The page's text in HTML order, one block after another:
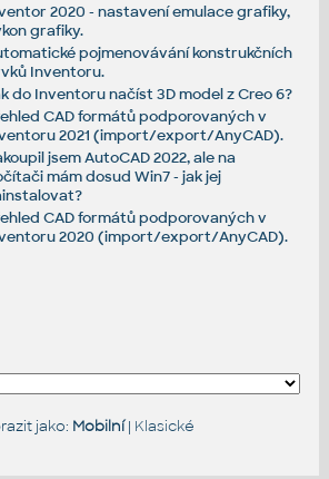
2020 - nastavení emulace grafiky,
grafiky.
pojmenovávání konstrukčních
Inventoru.
do Inventoru načíst 3D model z Creo 6?
CAD formátů podporovaných v
2021 (import/export/AnyCAD).
jsem AutoCAD 2022, ale na
mám dosud Win7 - jak jej
CAD formátů podporovaných v
2020 (import/export/AnyCAD).
jako: Mobilní| Klasické